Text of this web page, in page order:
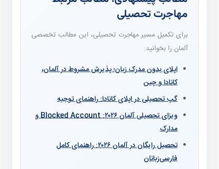
مهاجرت تحصیلی
برای تکمیل مسیر مهاجرت تحصیلی، این مطالب تخصصی
آلمان را بخوانید:
اپلای بدون مدرک زبان؛ پذیرش مشروط در آلمان،
کانادا و چین
گپ تحصیلی در اپلای کانادا: راهنمای توجیه
ویزای تحصیلی آلمان ۲۰۲۶: Blocked Account و
مدارک
تحصیل رایگان در آلمان ۲۰۲۶: راهنمای کامل
فارسی‌زبانان